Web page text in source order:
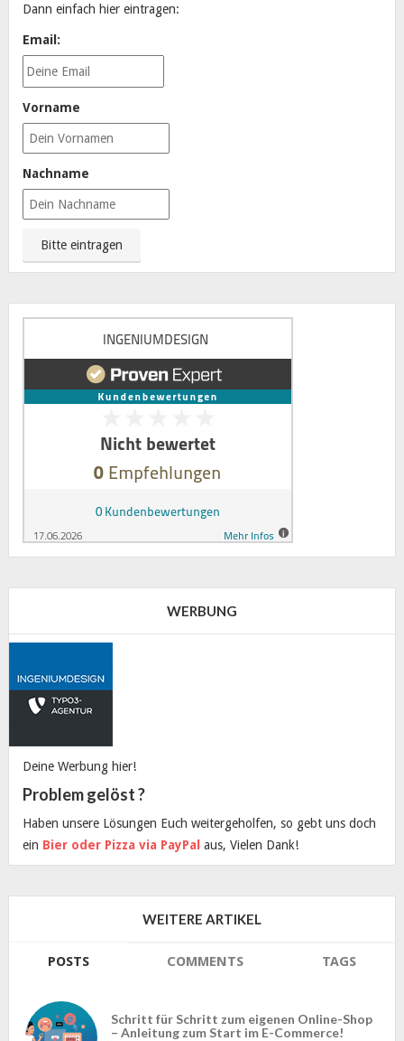
Dann einfach hier eintragen:
Email:
Vorname
Nachname
WERBUNG
Deine Werbung hier!
Problem gelöst ?
Haben unsere Lösungen Euch weitergeholfen, so gebt uns doch
ein Bier oder Pizza via PayPal aus, Vielen Dank!
WEITERE ARTIKEL
POSTS COMMENTS TAGS
Schritt für Schritt zum eigenen Online-Shop
– Anleitung zum Start im E-Commerce!